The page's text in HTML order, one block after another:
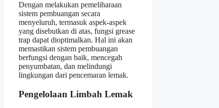
Dengan melakukan pemeliharaan
sistem pembuangan secara
menyeluruh, termasuk aspek-aspek
yang disebutkan di atas, fungsi grease
trap dapat dioptimalkan. Hal ini akan
memastikan sistem pembuangan
berfungsi dengan baik, mencegah
penyumbatan, dan melindungi
lingkungan dari pencemaran lemak.
Pengelolaan Limbah Lemak